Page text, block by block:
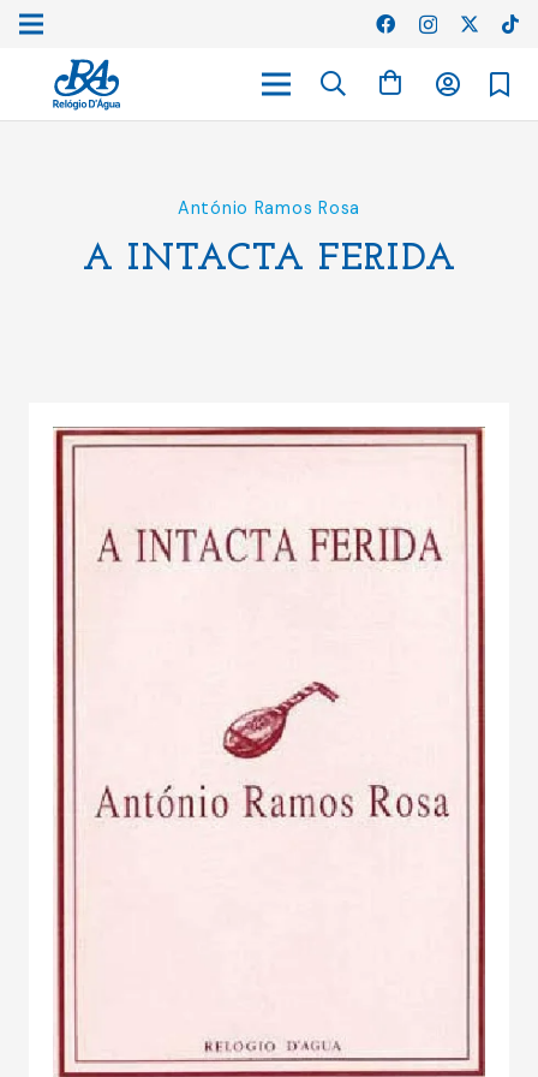
António Ramos Rosa
A INTACTA FERIDA